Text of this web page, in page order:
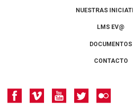
NUESTRAS
LMS EV@
DOCUMENTOS
CONTACTO